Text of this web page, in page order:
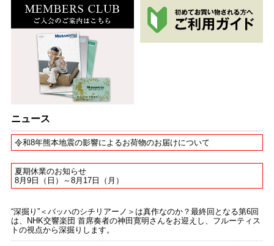
ニュース
令和8年熊本地震の影響によるお荷物のお届けについて
夏期休業のお知らせ
8月9日（日）～8月17日（月）
“深掘り”＜バッハのシチリアーノ＞は真作なのか？最終回となる第6回
は、NHK交響楽団 首席奏者の神田寛明さんをお迎えし、フルーティス
トの視点から深掘りします。